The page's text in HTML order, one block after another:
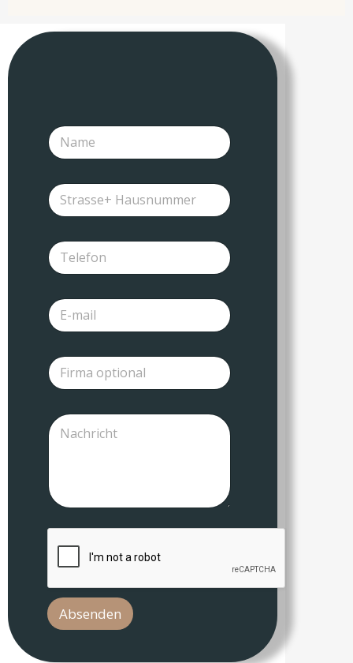
Absenden